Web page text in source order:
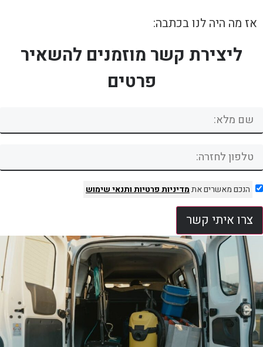
אז מה היה לנו בכתבה:
ליצירת קשר מוזמנים להשאיר
פרטים
הנכם מאשרים אתמדיניות פרטיותותנאי שימוש
צרו איתי קשר